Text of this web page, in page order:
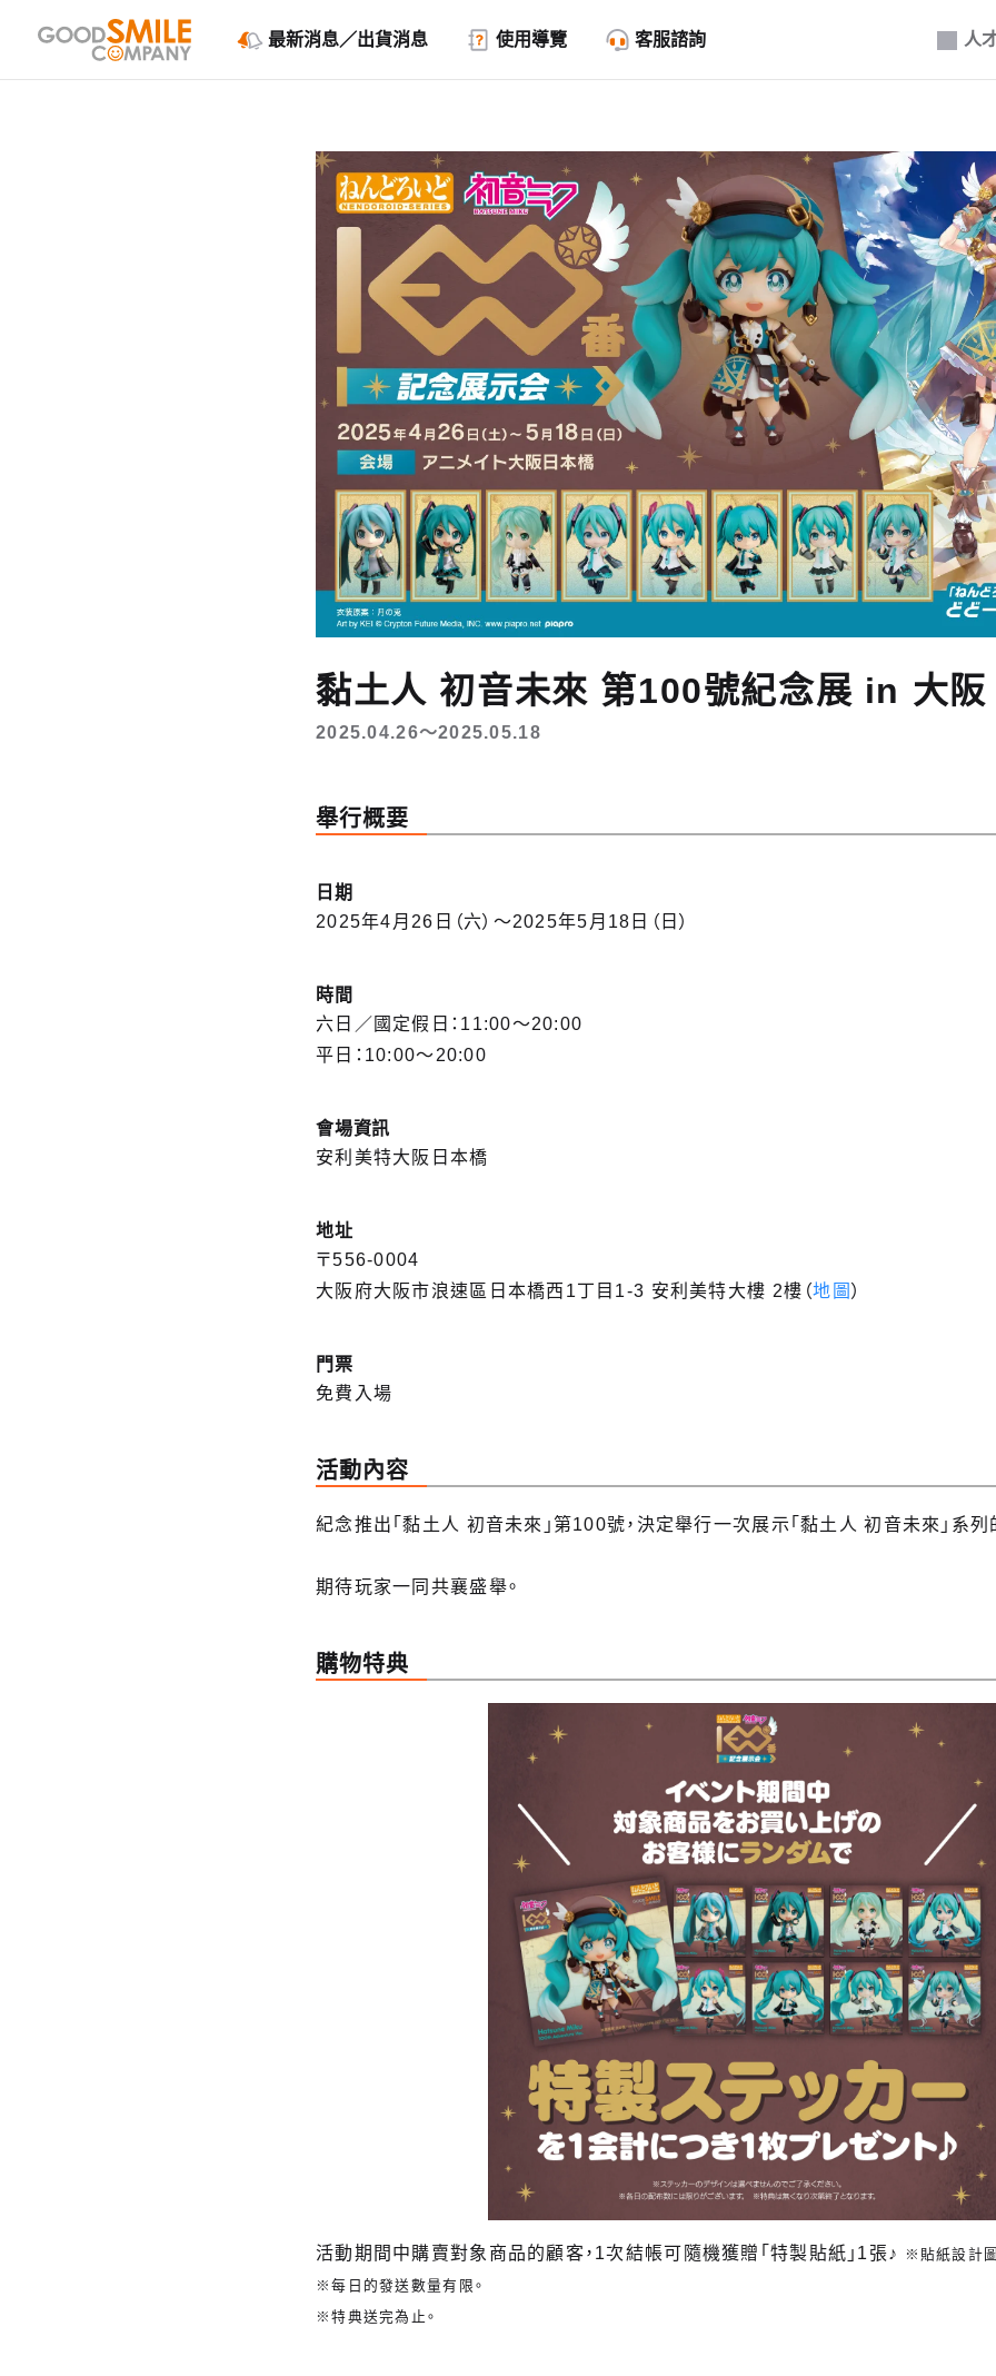
人
最新消息／出貨消息 使用導覽 客服諮詢
黏土人 初音未來 第100號紀念展 in 大阪
2025.04.26〜2025.05.18
舉行概要
日期
2025年4月26日（六）～2025年5月18日（日）
時間
六日／國定假日：11:00～20:00
平日：10:00～20:00
會場資訊
安利美特大阪日本橋
地址
〒556-0004
大阪府大阪市浪速區日本橋西1丁目1-3 安利美特大樓 2樓（地圖 ）
門票
免費入場
活動內容
紀念推出「黏土人 初音未來」第100號，決定舉行一次展示「黏土人 初音未來」系列
期待玩家一同共襄盛舉。
購物特典
活動期間中購賣對象商品的顧客，1次結帳可隨機獲贈「特製貼紙」1張♪
※貼紙設計
※每日的發送數量有限。
※特典送完為止。